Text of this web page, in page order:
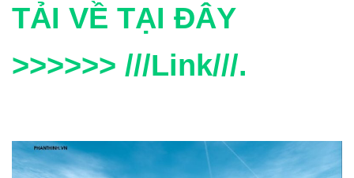
TẢI VỀ TẠI ĐÂY
>>>>>> ///Link///.